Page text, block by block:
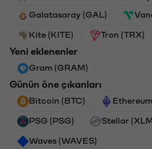
Galatasaray (GAL)
Kite (KITE) Tron (TRX)
Yeni eklenenler
Gram (GRAM)
Günün öne çıkanları
Bitcoin (BTC)
PSG (PSG) Stellar
Waves (WAVES)